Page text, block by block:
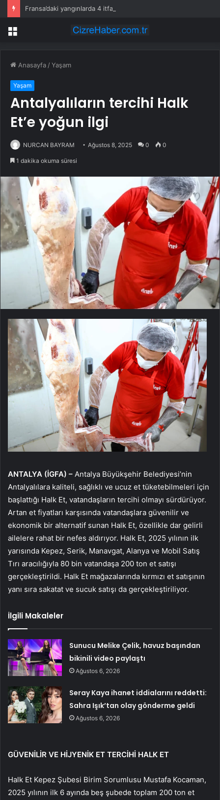
Fransa’daki yangınlarda 4 itfaiye eri hayatını kaybetti
Menü
Anasayfa /Yaşam
Yaşam
Antalyalıların tercihi Halk
Et’e yoğun ilgi
NURCAN BAYRAM Ağustos 8, 2025 0 0
1 dakika okuma süresi
ANTALYA (İGFA) – Antalya Büyükşehir Belediyesi’nin
Antalyalılara kaliteli, sağlıklı ve ucuz et tüketebilmeleri için
başlattığı Halk Et, vatandaşların tercihi olmayı sürdürüyor.
Artan et fiyatları karşısında vatandaşlara güvenilir ve
ekonomik bir alternatif sunan Halk Et, özellikle dar gelirli
ailelere rahat bir nefes aldırıyor. Halk Et, 2025 yılının ilk
yarısında Kepez, Serik, Manavgat, Alanya ve Mobil Satış
Tırı aracılığıyla 80 bin vatandaşa 200 ton et satışı
gerçekleştirildi. Halk Et mağazalarında kırmızı et satışının
yanı sıra sakatat ve sucuk satışı da gerçekleştiriliyor.
İlgili Makaleler
Sunucu Melike Çelik, havuz başından
bikinili video paylaştı
Ağustos 6, 2026
Seray Kaya ihanet iddialarını reddetti:
Sahra Işık’tan olay gönderme geldi
Ağustos 6, 2026
GÜVENİLİR VE HİJYENİK ET TERCİHİ HALK ET
Halk Et Kepez Şubesi Birim Sorumlusu Mustafa Kocaman,
2025 yılının ilk 6 ayında beş şubede toplam 200 ton et